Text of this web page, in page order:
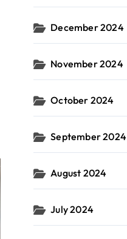
December 2024
November 2024
October 2024
September 2024
August 2024
July 2024